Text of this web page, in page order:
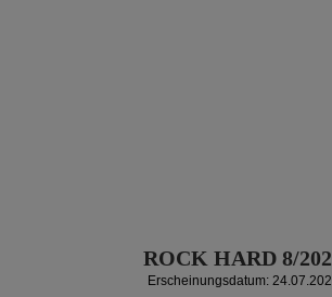
ROCK HARD 8/
Erscheinungsdatum: